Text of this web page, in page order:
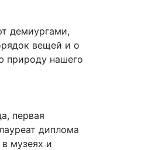
демиургами,
вещей и о
природу нашего
первая
диплома
музеях и